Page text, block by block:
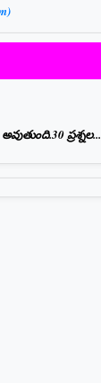
ప్రశ్నల...